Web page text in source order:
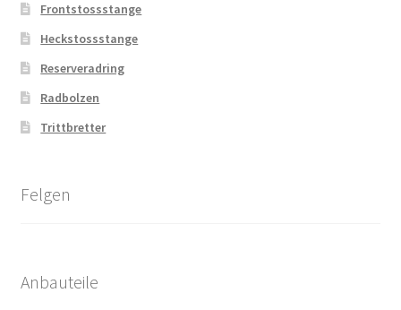
Frontstossstange
Heckstossstange
Reserveradring
Radbolzen
Trittbretter
Felgen
Anbauteile